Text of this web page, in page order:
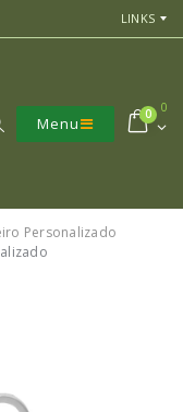
LINKS
Menu
0
0
Personalizado